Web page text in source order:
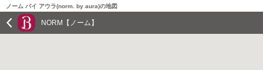
ノーム バイ アウラ(norm. by aura)の地図
NORM【ノーム】